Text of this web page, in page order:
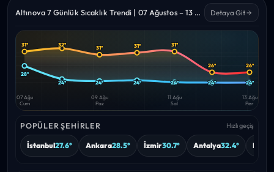
Altınova 7 Günlük Sıcaklık Trendi | 07 Ağustos – 13 Ağustos 2026 Detaya Git
Yüksek Düşük
—
31°
28°
32°
24°
31°
24°
31°
24°
31°
24°
26°
24°
26°
24°
07 Ağu
Cum
09 Ağu
Paz
11 Ağu
Sal
13 Ağu
Per
POPÜLER ŞEHIRLER Hızlı geçiş
İstanbul27.6° Ankara28.5° İzmir30.7° Antalya32.4° Bursa